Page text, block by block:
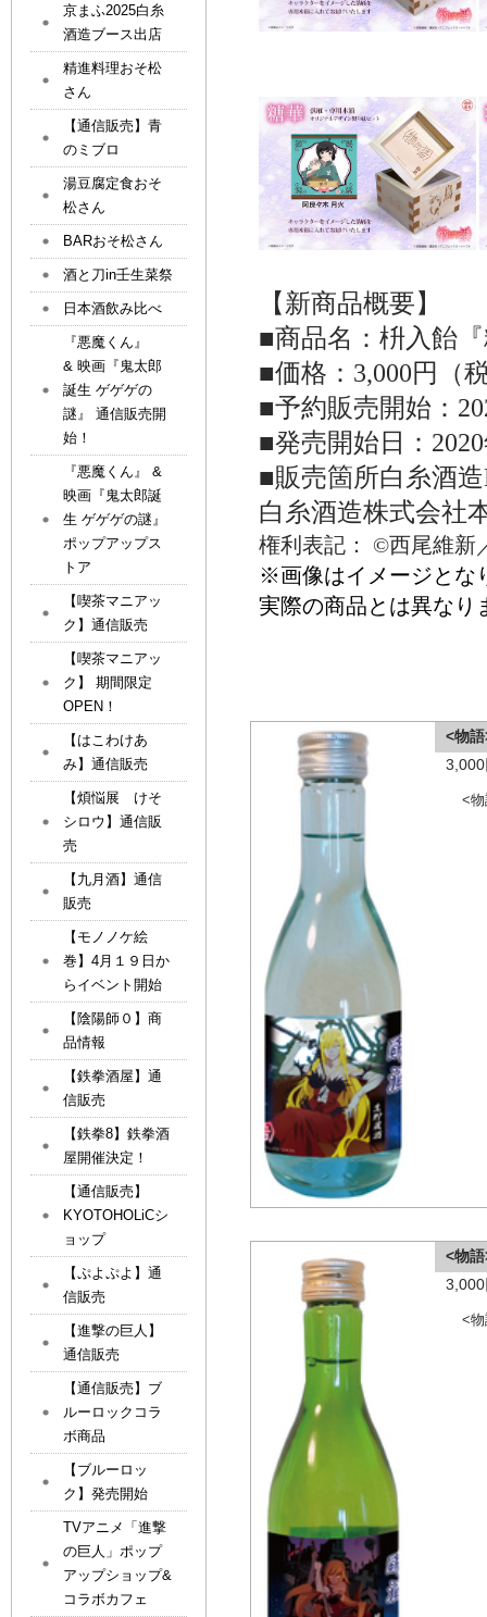
【新商品概要】
■商品名 ：枡入飴 『
■価格： 3,000円（
■予約販売開始：
■発売開始日： 2020
■販売箇所白糸酒造
白糸酒造株式会社
権利表記： ©西尾維新
※画像はイメージとな
実際の商品とは異なり
<物
<
<物
<
京まふ2025白糸
酒造ブース出店
精進料理おそ松
さん
【通信販売】青
のミブロ
湯豆腐定食おそ
松さん
BARおそ松さん
酒と刀in壬生菜祭
日本酒飲み比べ
『悪魔くん』
& 映画『鬼太郎
誕生 ゲゲゲの
謎』 通信販売開
始！
『悪魔くん』 &
映画『鬼太郎誕
生 ゲゲゲの謎』
ポップアップス
トア
【喫茶マニアッ
ク】通信販売
【喫茶マニアッ
ク】 期間限定
OPEN！
【はこわけあ
み】通信販売
【煩悩展 けそ
シロウ】通信販
売
【九月酒】通信
販売
【モノノケ絵
巻】4月１９日か
らイベント開始
【陰陽師０】商
品情報
【鉄拳酒屋】通
信販売
【鉄拳8】鉄拳酒
屋開催決定！
【通信販売】
KYOTOHOLiCシ
ョップ
【ぷよぷよ】通
信販売
【進撃の巨人】
通信販売
【通信販売】ブ
ルーロックコラ
ボ商品
【ブルーロッ
ク】発売開始
TVアニメ「進撃
の巨人」ポップ
アップショップ&
コラボカフェ